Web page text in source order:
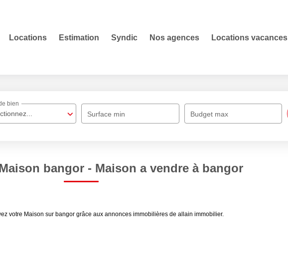
Locations Estimation Syndic Nos agences Locations vacances
bien
Surface min Budget max
bangor - Maison a vendre à bangor
votre Maison sur bangor grâce aux annonces immobilières de allain immobilier.